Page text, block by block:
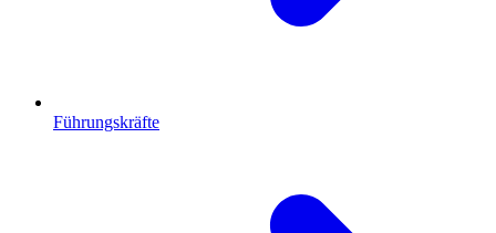
Führungskräfte